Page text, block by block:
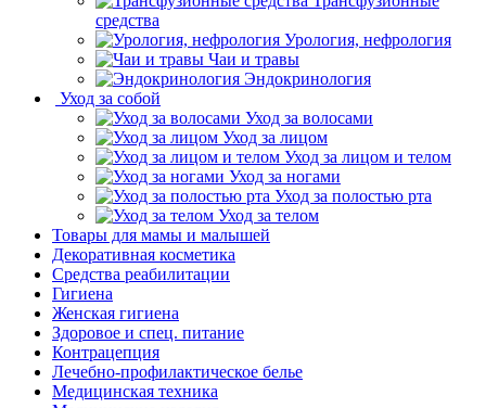
средства
Урология, нефрология
Чаи и травы
Эндокринология
Уход за собой
Уход за волосами
Уход за лицом
Уход за лицом и телом
Уход за ногами
Уход за полостью рта
Уход за телом
Товары для мамы и малышей
Декоративная косметика
Средства реабилитации
Гигиена
Женская гигиена
Здоровое и спец. питание
Контрацепция
Лечебно-профилактическое белье
Медицинская техника